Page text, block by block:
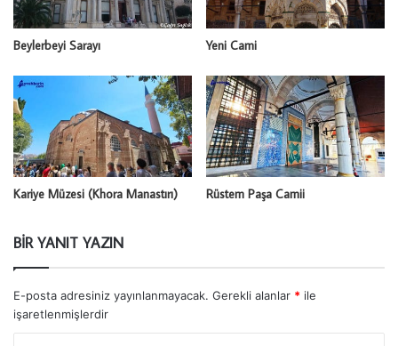
Beylerbeyi Sarayı Yeni Cami
Kariye Müzesi (Khora Manastırı) Rüstem Paşa Camii
BIR YANIT YAZIN
E-posta adresiniz yayınlanmayacak. Gerekli alanlar * ile
işaretlenmişlerdir